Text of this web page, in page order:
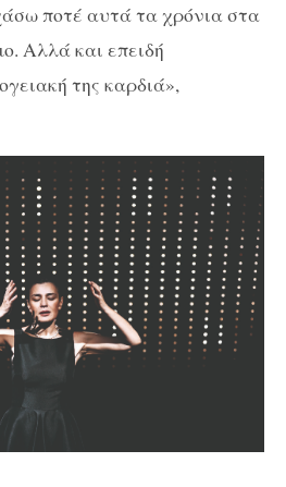
ποτέ αυτά τα χρόνια στα
Αλλά και επειδή
της καρδιά»,